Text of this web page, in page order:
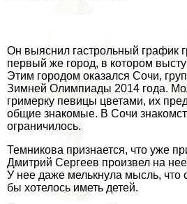
Он выяснил гастрольный график
первый же город, в котором
Этим городом оказался Сочи,
Зимней Олимпиады 2014 года.
гримерку певицы цветами, их
общие знакомые. В Сочи
ограничилось.
Темникова признается, что уже
Дмитрий Сергеев произвел на
У нее даже мелькнула мысль, что
бы хотелось иметь детей.